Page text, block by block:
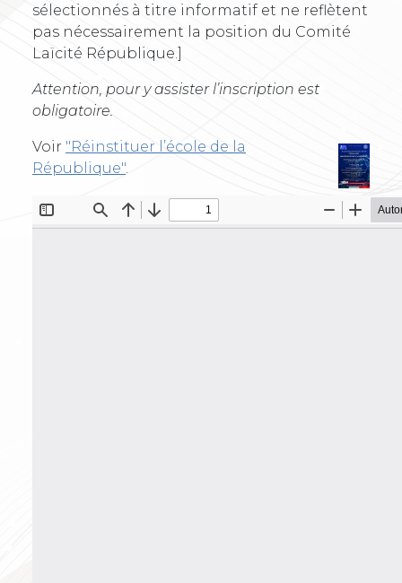
sélectionnés à titre informatif et ne reflètent
pas nécessairement la position du Comité
Laïcité République.]
Attention, pour y assister l’inscription est
obligatoire.
Voir "Réinstituer l’école de la
République"